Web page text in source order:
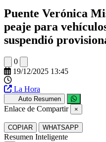
Puente Verónica
peaje para
suspendió
0
19/12/2025 13:45
La Hora
Auto Resumen
Enlace de Compartir ×
COPIAR WHATSAPP
Resumen Inteligente